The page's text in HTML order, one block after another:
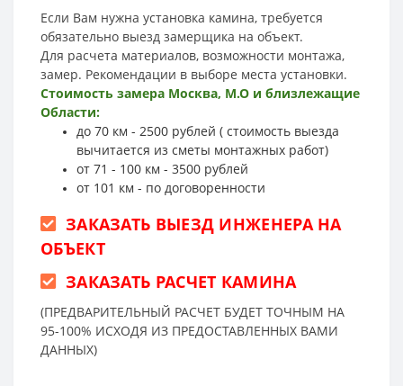
Если Вам нужна установка камина, требуется
обязательно выезд замерщика на объект.
Для расчета материалов, возможности монтажа,
замер. Рекомендации в выборе места установки.
Стоимость замера Москва, М.О и близлежащие
Области:
до 70 км - 2500 рублей ( стоимость выезда
вычитается из сметы монтажных работ)
от 71 - 100 км - 3500 рублей
от 101 км - по договоренности
ЗАКАЗАТЬ ВЫЕЗД ИНЖЕНЕРА НА
ОБЪЕКТ
ЗАКАЗАТЬ РАСЧЕТ КАМИНА
(ПРЕДВАРИТЕЛЬНЫЙ РАСЧЕТ БУДЕТ ТОЧНЫМ НА
95-100% ИСХОДЯ ИЗ ПРЕДОСТАВЛЕННЫХ ВАМИ
ДАННЫХ)